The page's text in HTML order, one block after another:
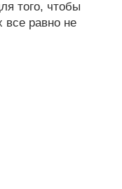
того, чтобы
все равно не